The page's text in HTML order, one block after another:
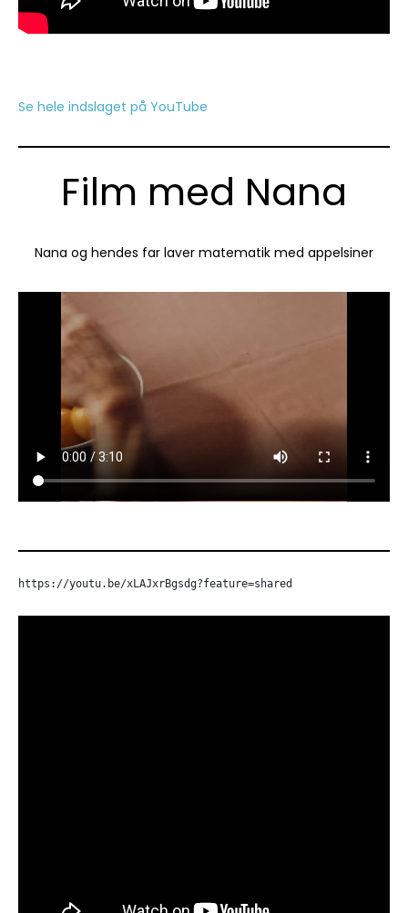
Se hele indslaget på YouTube
Film med Nana
Nana og hendes far laver matematik med appelsiner